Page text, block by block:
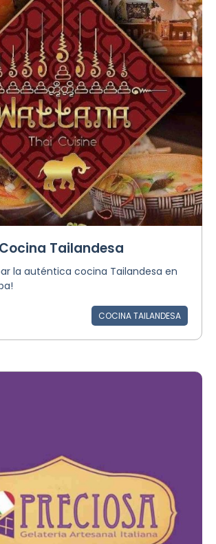
Tailandesa
la auténtica cocina Tailandesa en
COCINA TAILANDESA